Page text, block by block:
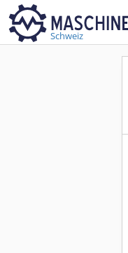
Schweiz